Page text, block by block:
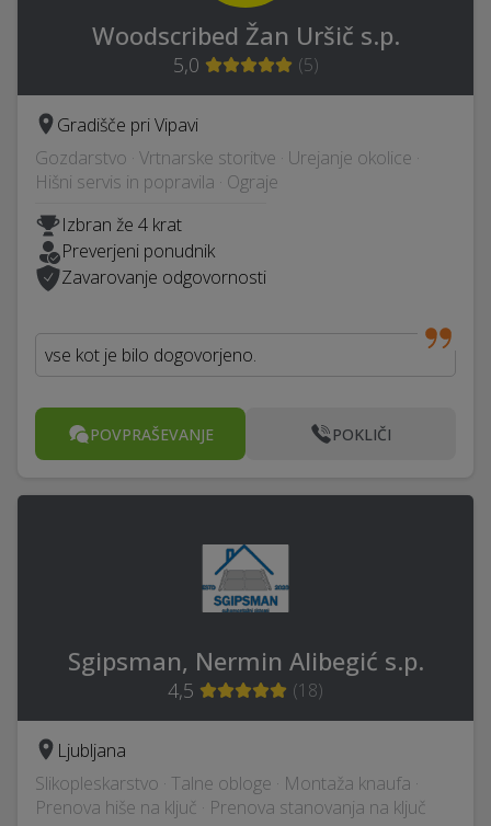
Woodscribed Žan Uršič s.p.
5,0 (5)
Gradišče pri Vipavi
Gozdarstvo · Vrtnarske storitve · Urejanje okolice ·
Hišni servis in popravila · Ograje
Izbran že 4 krat
Preverjeni ponudnik
Zavarovanje odgovornosti
vse kot je bilo dogovorjeno.
POVPRAŠEVANJE POKLIČI
Sgipsman, Nermin Alibegić s.p.
4,5 (18)
Ljubljana
Slikopleskarstvo · Talne obloge · Montaža knaufa ·
Prenova hiše na ključ · Prenova stanovanja na ključ